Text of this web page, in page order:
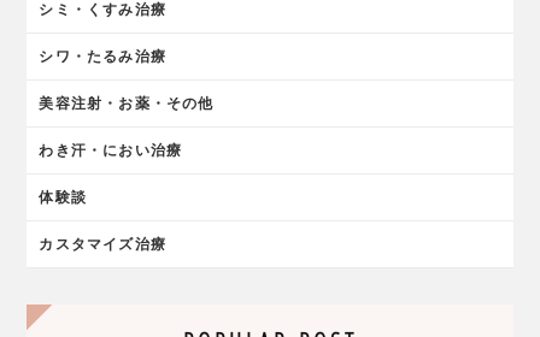
シミ・くすみ治療
シワ・たるみ治療
美容注射・お薬・その他
わき汗・におい治療
体験談
カスタマイズ治療